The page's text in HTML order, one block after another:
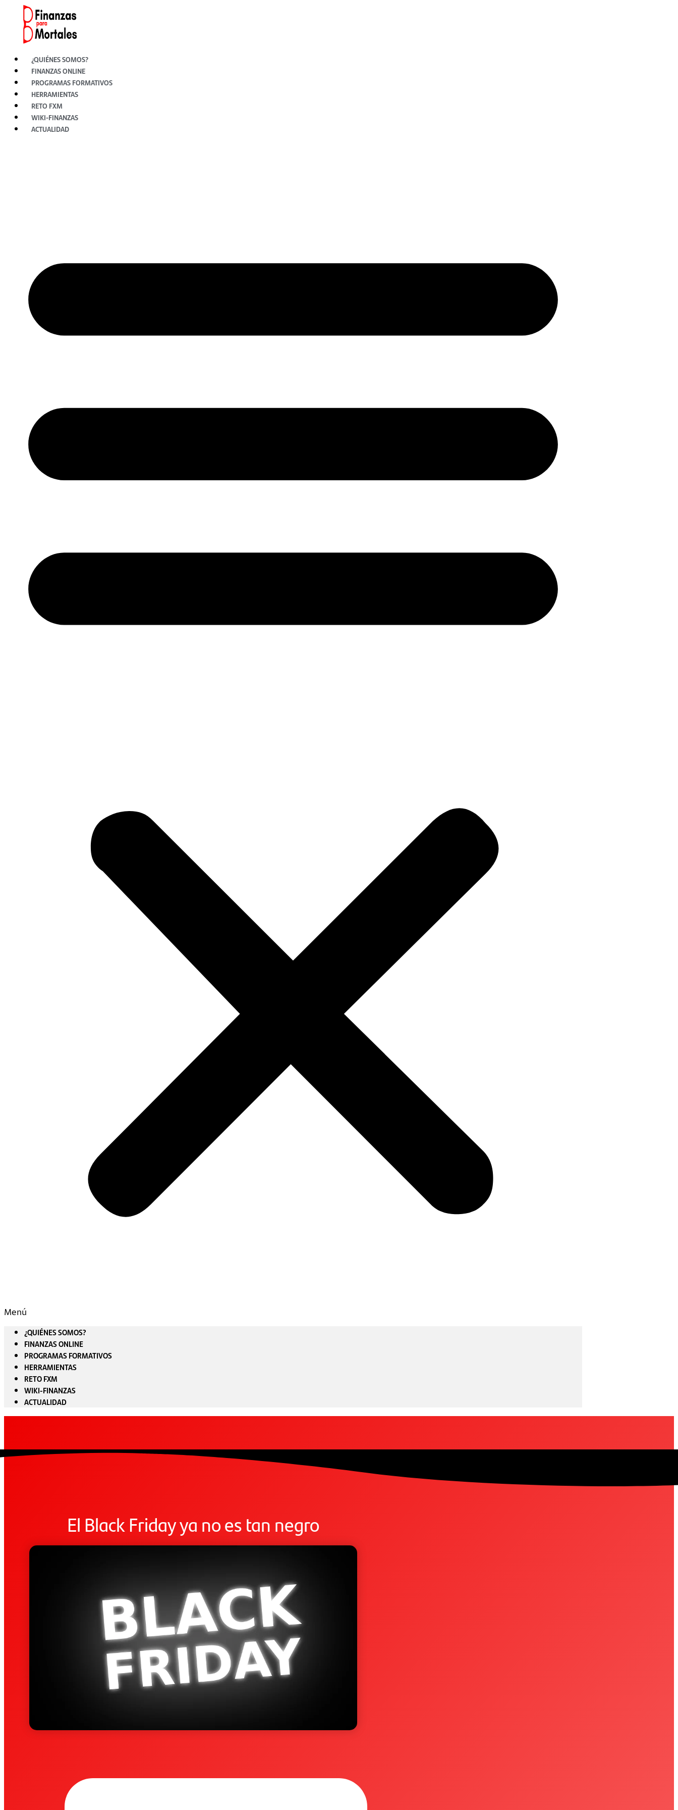
contenido
¿QUIÉNES SOMOS?
FINANZAS ONLINE
PROGRAMAS FORMATIVOS
HERRAMIENTAS
RETO FXM
WIKI-FINANZAS
ACTUALIDAD
Menú
¿QUIÉNES SOMOS?
FINANZAS ONLINE
PROGRAMAS FORMATIVOS
HERRAMIENTAS
RETO FXM
WIKI-FINANZAS
ACTUALIDAD
El Black Friday ya no es tan negro